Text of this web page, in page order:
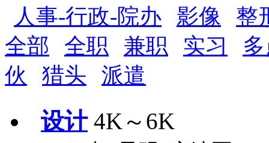
法定节假日三薪 工龄奖 带薪年假 年终
晋升与政策
8小时工作制 周末双休
关怀与福利
人事-行政-院办
影像
整
全部
全职 兼职 实习
伙
猎头 派遣
设计 4K～6K